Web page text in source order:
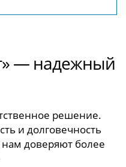
— надежный
решение.
и долговечность
нам доверяют более